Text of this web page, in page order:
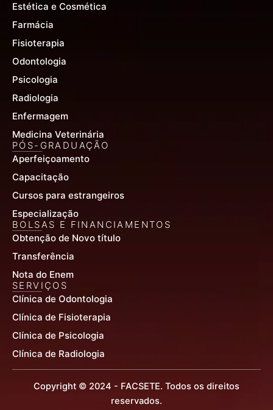
Estética e Cosmética
Farmácia
Fisioterapia
Odontologia
Psicologia
Radiologia
Enfermagem
Medicina Veterinária
PÓS-GRADUAÇÃO
Aperfeiçoamento
Capacitação
Cursos para estrangeiros
Especialização
BOLSAS E FINANCIAMENTOS
Obtenção de Novo título
Transferência
Nota do Enem
SERVIÇOS
Clínica de Odontologia
Clínica de Fisioterapia
Clínica de Psicologia
Clínica de Radiologia
Copyright © 2024 - FACSETE. Todos os direitos
reservados.